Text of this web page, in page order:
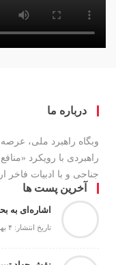
درباره ما
وبگاه راهبرد ملی،
راهبردی با رویکرد
جناحی و با ادبیات فاخر
آخرین پست ها
تاریخ انتشار: ۴ بهمن ۱۴۰۴